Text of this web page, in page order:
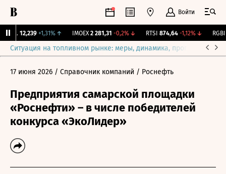
Войти
12,239 +1,31% ↑ IMOEX 2 281,31 -0,2%↓ RTSI 874,64 -1,12%↓ RGBI
Ситуация на топливном рынке: меры, динамика, прогнозы
17 июня 2026 / Справочник компаний / Роснефть
Предприятия самарской площадки
«Роснефти» – в числе победителей
конкурса «ЭкоЛидер»